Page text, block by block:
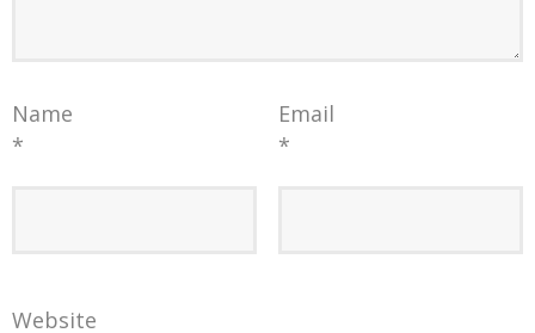
Name
*
Email
*
Website